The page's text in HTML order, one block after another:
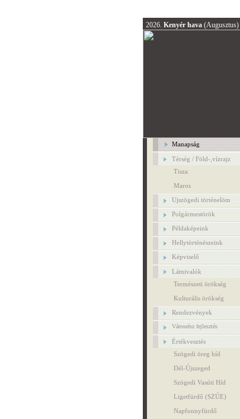
2026. Kenyér hava (Augusztus)
Manapság
Térség / Föld-,vízrajz
Tisza
Maros
Ujszögedi történelöm
Polgármestörök
Példaképeink
Hellytörténészeink
Képviselő
Látnivalók
Természeti örökség
Kulturális örökség
Rendezvények
Városrész fejlesztés
Értékvesztés
Szögedi öreg híd
Dél-Újszeged
Szögedi Vasúti Híd
Ligetfürdő (SZÚE)
Napfonnyfürdő